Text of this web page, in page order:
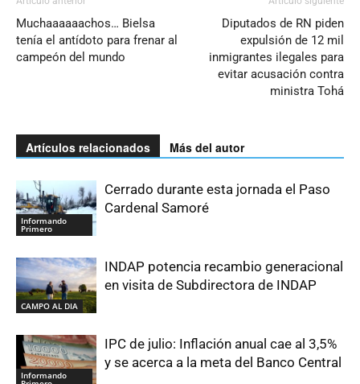
Muchaaaaaachos… Bielsa
tenía el antídoto para frenar al
campeón del mundo
Diputados de RN piden
expulsión de 12 mil
inmigrantes ilegales para
evitar acusación contra
ministra Tohá
Artículos relacionados Más del autor
Informando
Primero
Cerrado durante esta jornada el Paso
Cardenal Samoré
CAMPO AL DIA
INDAP potencia recambio generacional
en visita de Subdirectora de INDAP
Informando
IPC de julio: Inflación anual cae al 3,5%
y se acerca a la meta del Banco Central